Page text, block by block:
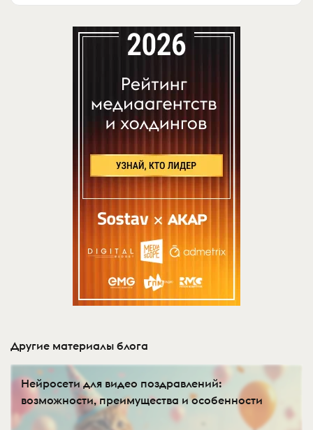
Другие материалы блога
Нейросети для видео поздравлений:
возможности, преимущества и особенности